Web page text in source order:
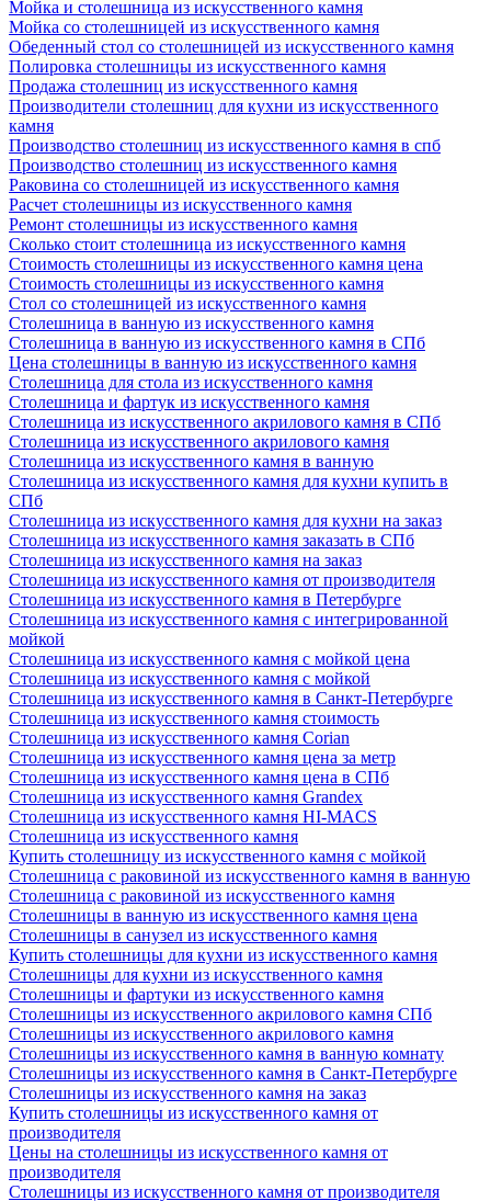
Мойка и столешница из искусственного камня
Мойка со столешницей из искусственного камня
Обеденный стол со столешницей из искусственного камня
Полировка столешницы из искусственного камня
Продажа столешниц из искусственного камня
Производители столешниц для кухни из искусственного
камня
Производство столешниц из искусственного камня в спб
Производство столешниц из искусственного камня
Раковина со столешницей из искусственного камня
Расчет столешницы из искусственного камня
Ремонт столешницы из искусственного камня
Сколько стоит столешница из искусственного камня
Стоимость столешницы из искусственного камня цена
Стоимость столешницы из искусственного камня
Стол со столешницей из искусственного камня
Столешница в ванную из искусственного камня
Столешница в ванную из искусственного камня в СПб
Цена столешницы в ванную из искусственного камня
Столешница для стола из искусственного камня
Столешница и фартук из искусственного камня
Столешница из искусственного акрилового камня в СПб
Столешница из искусственного акрилового камня
Столешница из искусственного камня в ванную
Столешница из искусственного камня для кухни купить в
СПб
Столешница из искусственного камня для кухни на заказ
Столешница из искусственного камня заказать в СПб
Столешница из искусственного камня на заказ
Столешница из искусственного камня от производителя
Столешница из искусственного камня в Петербурге
Столешница из искусственного камня с интегрированной
мойкой
Столешница из искусственного камня с мойкой цена
Столешница из искусственного камня с мойкой
Столешница из искусственного камня в Санкт-Петербурге
Столешница из искусственного камня стоимость
Столешница из искусственного камня Сorian
Столешница из искусственного камня цена за метр
Столешница из искусственного камня цена в СПб
Столешница из искусственного камня Grandex
Столешница из искусственного камня HI-MACS
Столешница из искусственного камня
Купить столешницу из искусственного камня с мойкой
Столешница с раковиной из искусственного камня в ванную
Столешница с раковиной из искусственного камня
Столешницы в ванную из искусственного камня цена
Столешницы в санузел из искусственного камня
Купить столешницы для кухни из искусственного камня
Столешницы для кухни из искусственного камня
Столешницы и фартуки из искусственного камня
Столешницы из искусственного акрилового камня СПб
Столешницы из искусственного акрилового камня
Столешницы из искусственного камня в ванную комнату
Столешницы из искусственного камня в Санкт-Петербурге
Столешницы из искусственного камня на заказ
Купить столешницы из искусственного камня от
производителя
Цены на столешницы из искусственного камня от
производителя
Столешницы из искусственного камня от производителя